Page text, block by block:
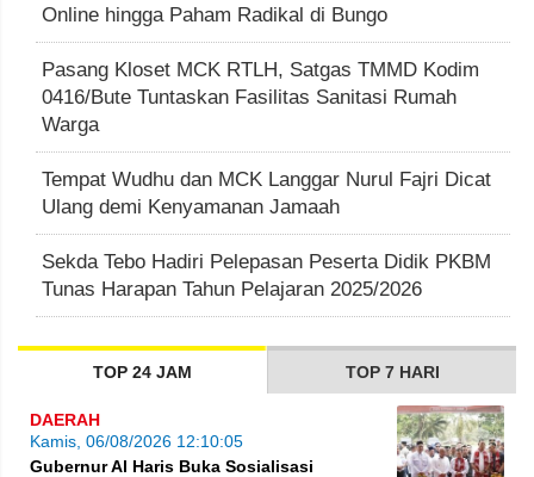
Online hingga Paham Radikal di Bungo
Pasang Kloset MCK RTLH, Satgas TMMD Kodim
0416/Bute Tuntaskan Fasilitas Sanitasi Rumah
Warga
Tempat Wudhu dan MCK Langgar Nurul Fajri Dicat
Ulang demi Kenyamanan Jamaah
Sekda Tebo Hadiri Pelepasan Peserta Didik PKBM
Tunas Harapan Tahun Pelajaran 2025/2026
TOP 24 JAM TOP 7 HARI
DAERAH
Kamis, 06/08/2026 12:10:05
Gubernur Al Haris Buka Sosialisasi